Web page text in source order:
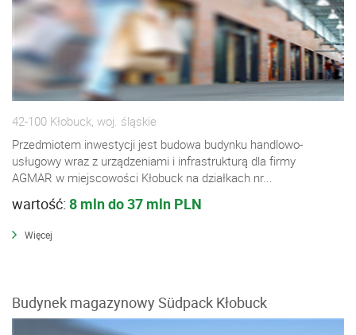
42-100 Kłobuck, woj. śląskie
Przedmiotem inwestycji jest budowa budynku handlowo-
usługowy wraz z urządzeniami i infrastrukturą dla firmy
AGMAR w miejscowości Kłobuck na działkach nr...
wartość: 8 mln do 37 mln PLN
Więcej
Budynek magazynowy Südpack Kłobuck